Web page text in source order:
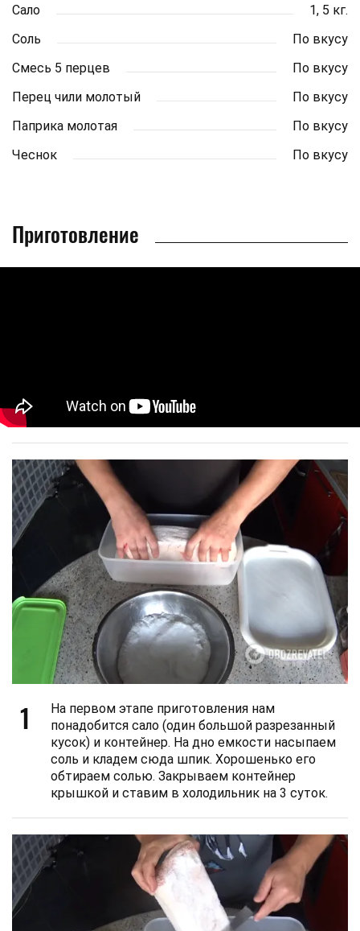
Сало
1, 5 кг.
Соль
По вкусу
Смесь 5 перцев
По вкусу
Перец чили молотый
По вкусу
Паприка молотая
По вкусу
Чеснок
По вкусу
Приготовление
1
На первом этапе приготовления нам
понадобится сало (один большой разрезанный
кусок) и контейнер. На дно емкости насыпаем
соль и кладем сюда шпик. Хорошенько его
обтираем солью. Закрываем контейнер
крышкой и ставим в холодильник на 3 суток.